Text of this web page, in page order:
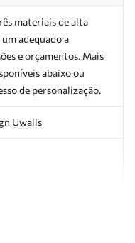
materiais de alta
adequado a
e orçamentos. Mais
abaixo ou
de personalização.
Uwalls